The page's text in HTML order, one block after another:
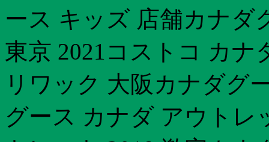
ース キッズ 店舗カナダ
東京 2021コストコ カナ
リワック 大阪カナダグ
グース カナダ アウトレ